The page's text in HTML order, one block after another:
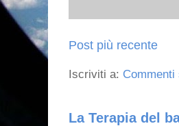
Post più recente
Iscriviti a:
La Terapia del